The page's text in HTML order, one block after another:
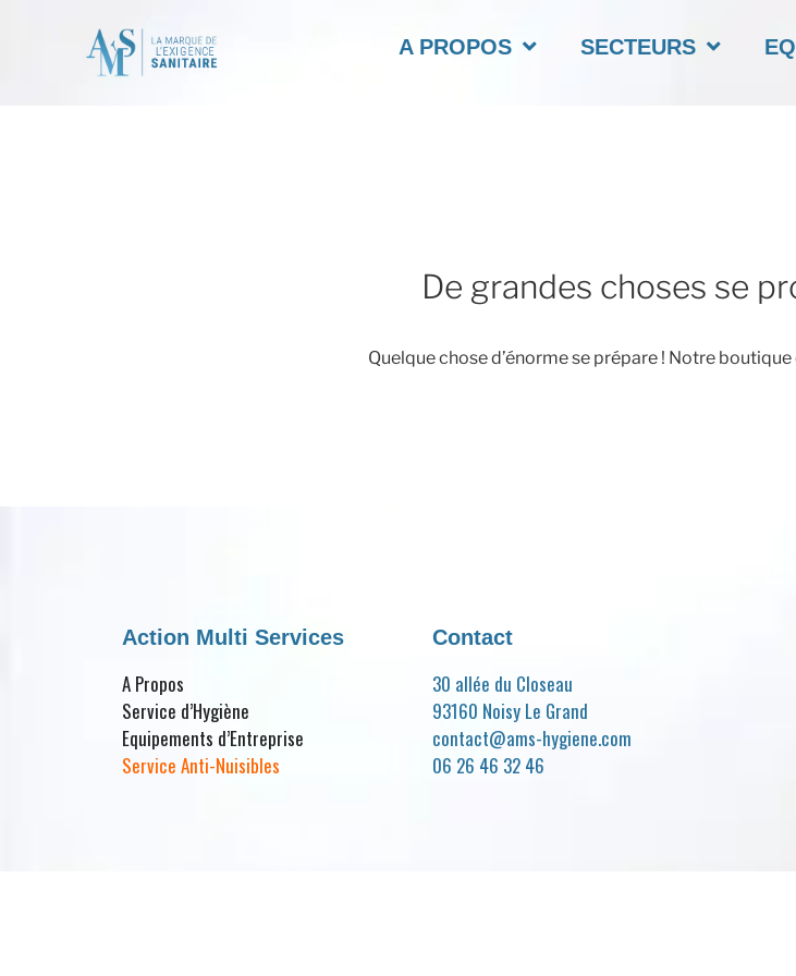
A PROPOS SECTEURS
De grandes choses se
Quelque chose d’énorme se prépare ! Notre
Action Multi Services
A Propos
Service d’Hygiène
Equipements d’Entreprise
Service Anti-Nuisibles
Contact
30 allée du Closeau
93160 Noisy Le Grand
contact@ams-hygiene.com
06 26 46 32 46